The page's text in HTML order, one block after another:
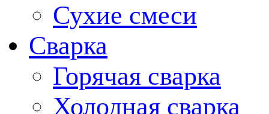
Сухие смеси
Сварка
Горячая сварка
Холодная сварка